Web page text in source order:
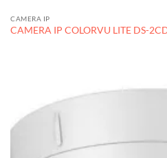
CAMERA IP
CAMERA IP COLORVU LITE DS-